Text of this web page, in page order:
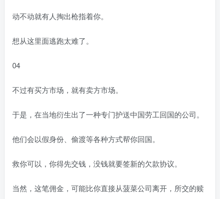
动不动就有人掏出枪指着你。
想从这里面逃跑太难了。
04
不过有买方市场，就有卖方市场。
于是，在当地衍生出了一种专门护送中国劳工回国的公司。
他们会以假身份、偷渡等各种方式帮你回国。
救你可以，你得先交钱，没钱就要签新的欠款协议。
当然，这笔佣金，可能比你直接从菠菜公司离开，所交的赎